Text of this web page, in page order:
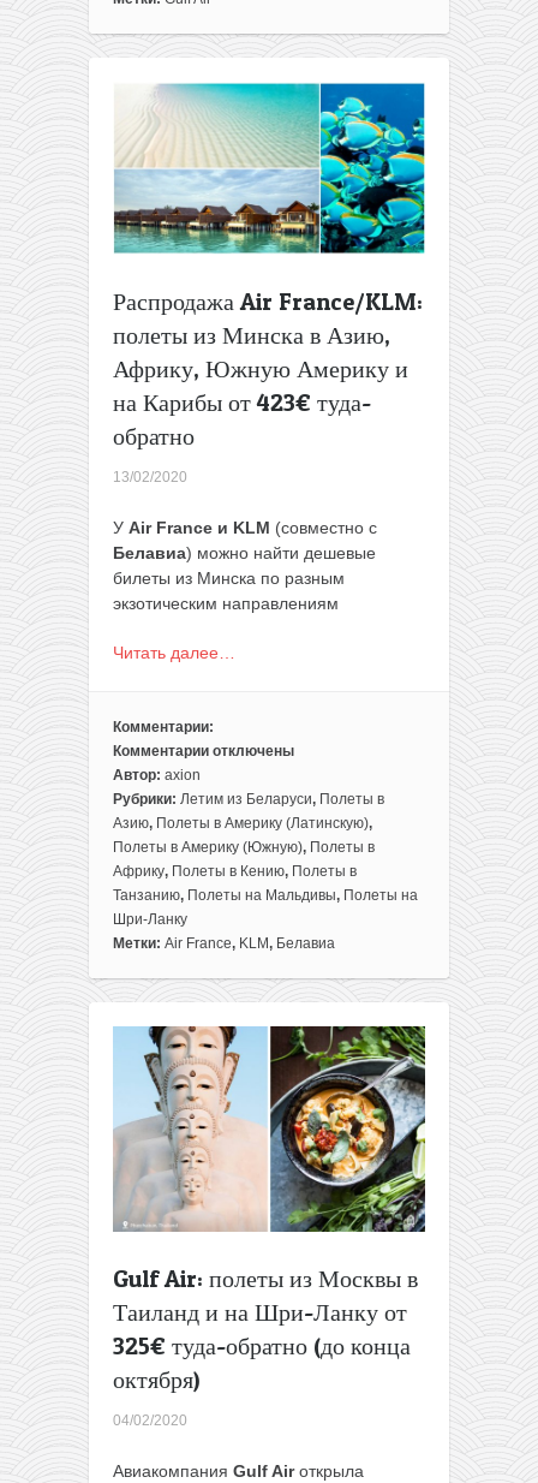
Таиланд
Шри-
Ланку
от
330€
(до
конца
года)
Распродажа Air France/KLM:
полеты из Минска в Азию,
Африку, Южную Америку и
на Карибы от 423€ туда-
обратно
13/02/2020
У Air France и KLM (совместно с
Белавиа) можно найти дешевые
билеты из Минска по разным
экзотическим направлениям
Читать далее…
Комментарии:
Комментарии
к
записи
Распродажа
Air
France/KLM:
полеты
из
Минска
Азию,
Южную
Америку
Карибы
423€
туда-
обратно
отключены
Автор: axion
Рубрики: Летим из Беларуси, Полеты в
Азию, Полеты в Америку (Латинскую),
Полеты в Америку (Южную), Полеты в
Африку, Полеты в Кению, Полеты в
Танзанию, Полеты на Мальдивы, Полеты на
Шри-Ланку
Метки: Air France, KLM, Белавиа
Gulf Air: полеты из Москвы в
Таиланд и на Шри-Ланку от
325€ туда-обратно (до конца
октября)
04/02/2020
Авиакомпания Gulf Airоткрыла